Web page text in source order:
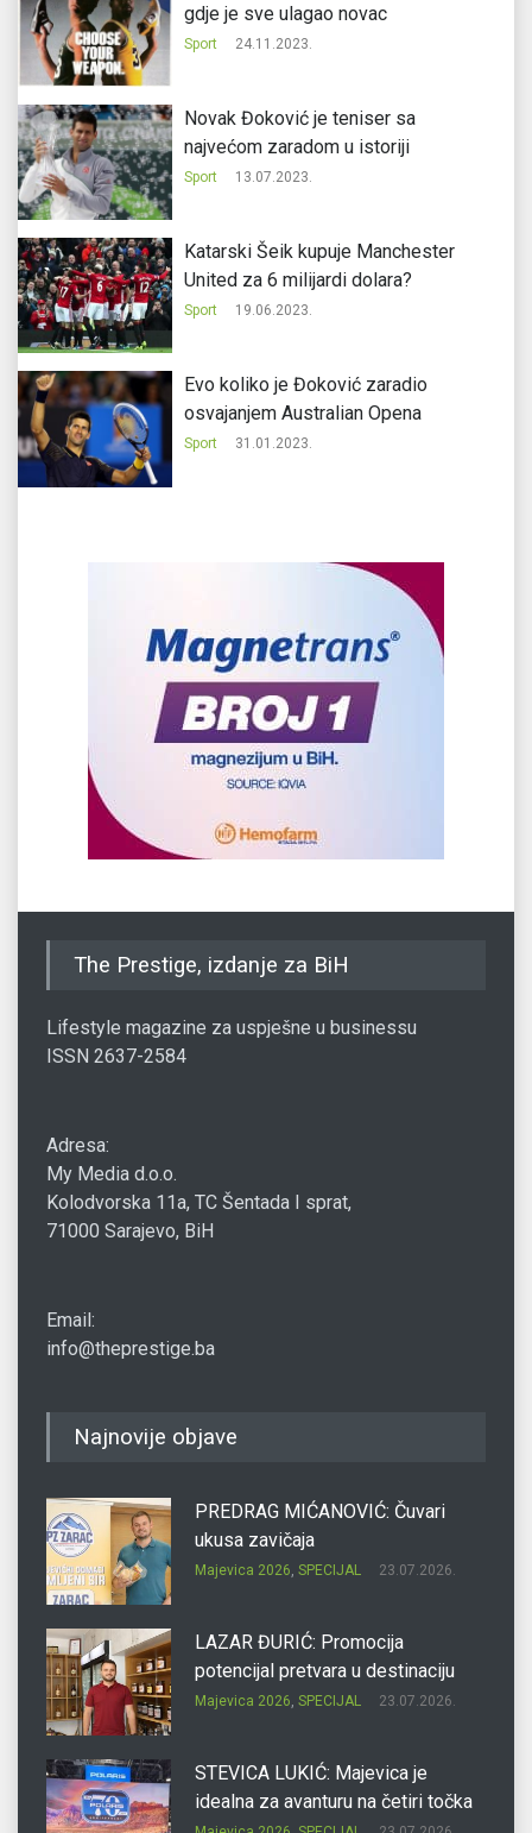
gdje je sve ulagao novac
Sport 24.11.2023.
Novak Đoković je teniser sa
najvećom zaradom u istoriji
Sport 13.07.2023.
Katarski Šeik kupuje Manchester
United za 6 milijardi dolara?
Sport 19.06.2023.
Evo koliko je Đoković zaradio
osvajanjem Australian Opena
Sport 31.01.2023.
The Prestige, izdanje za BiH
Lifestyle magazine za uspješne u businessu
ISSN 2637-2584
Adresa:
My Media d.o.o.
Kolodvorska 11a, TC Šentada I sprat,
71000 Sarajevo, BiH
Email:
info@theprestige.ba
Najnovije objave
PREDRAG MIĆANOVIĆ: Čuvari
ukusa zavičaja
Majevica 2026 SPECIJAL 23.07.2026.
LAZAR ĐURIĆ: Promocija
potencijal pretvara u destinaciju
Majevica 2026 SPECIJAL 23.07.2026.
STEVICA LUKIĆ: Majevica je
idealna za avanturu na četiri točka